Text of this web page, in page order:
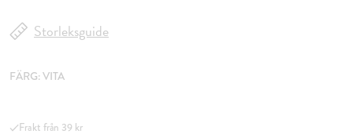
Storleksguide
FÄRG: VITA
Frakt från 39 kr